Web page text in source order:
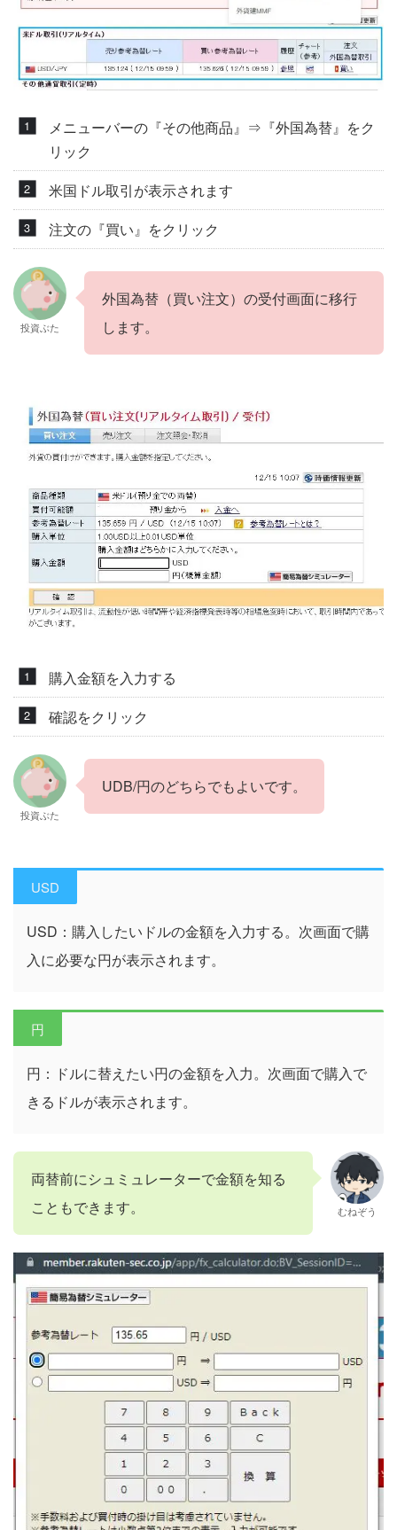
メニューバーの『その他商品』⇒『外国為替』をク
リック
米国ドル取引が表示されます
注文の『買い』をクリック
投資ぶた
外国為替（買い注文）の受付画面に移行
します。
購入金額を入力する
確認をクリック
投資ぶた
UDB/円のどちらでもよいです。
USD
USD：購入したいドルの金額を入力する。次画面で購
入に必要な円が表示されます。
円
円：ドルに替えたい円の金額を入力。次画面で購入で
きるドルが表示されます。
両替前にシュミュレーターで金額を知る
こともできます。
むねぞう